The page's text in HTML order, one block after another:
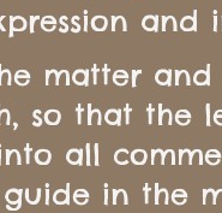
and
matter and
so that the
all
in the